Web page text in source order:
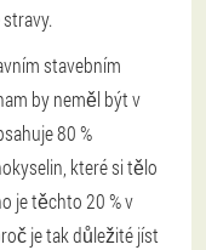
stavebním
by neměl být v
80 %
které si tělo
je těchto 20 % v
je tak důležité jíst